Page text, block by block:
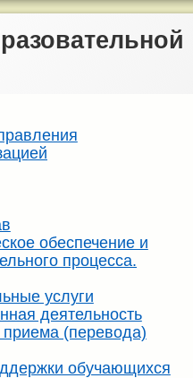
обеспечение и
процесса.
услуги
деятельность
(перевода)
обучающихся